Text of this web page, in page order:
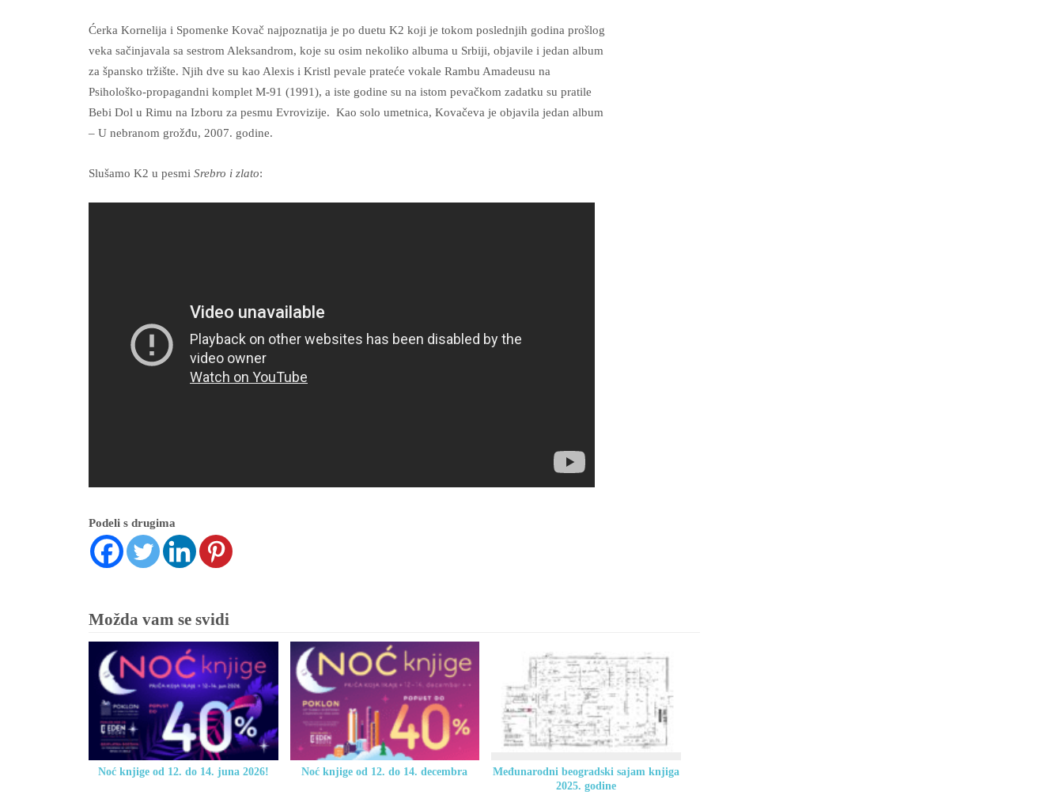
Ćerka Kornelija i Spomenke Kovač najpoznatija je po duetu K2 koji je tokom poslednjih godina prošlog
veka sačinjavala sa sestrom Aleksandrom, koje su osim nekoliko albuma u Srbiji, objavile i jedan album
za špansko tržište. Njih dve su kao Alexis i Kristl pevale prateće vokale Rambu Amadeusu na
Psihološko-propagandni komplet M-91 (1991), a iste godine su na istom pevačkom zadatku su pratile
Bebi Dol u Rimu na Izboru za pesmu Evrovizije. Kao solo umetnica, Kovačeva je objavila jedan album
– U nebranom grožđu, 2007. godine.
Slušamo K2 u pesmi Srebro i zlato:
Podeli s drugima
Možda vam se svidi
Noć knjige od 12. do 14. juna 2026! Noć knjige od 12. do 14. decembra
Međunarodni beogradski sajam knjiga
2025. godine